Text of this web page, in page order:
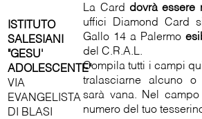
ISTITUTO
SALESIANI
"GESU'
ADOLESCENTE"
VIA
EVANGELISTA
DI BLASI
La Card dovrà essere
uffici Diamond Card
Gallo 14 a Palermo
del C.R.A.L.
Compila tutti i campi
tralasciarne alcuno o
sarà vana. Nel campo
numero del tuo